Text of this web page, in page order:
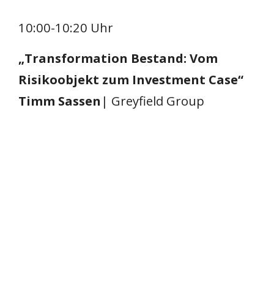
10:00-10:20 Uhr
„Transformation Bestand: Vom
Risikoobjekt zum Investment Case“
Timm Sassen | Greyfield Group